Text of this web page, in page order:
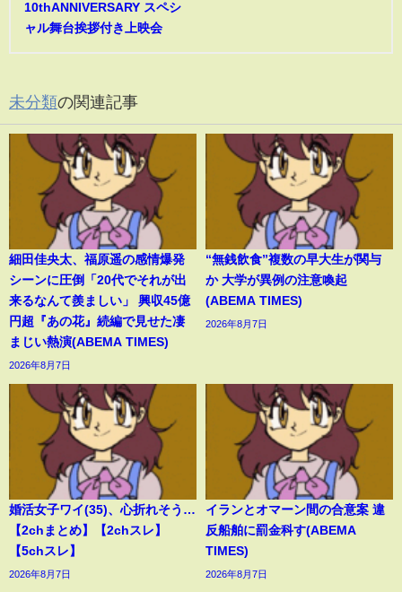
10thANNIVERSARY スペシ
ャル舞台挨拶付き上映会
未分類の関連記事
細田佳央太、福原遥の感情爆発
シーンに圧倒「20代でそれが出
来るなんて羨ましい」 興収45億
円超『あの花』続編で見せた凄
まじい熱演(ABEMA TIMES)
2026年8月7日
“無銭飲食”複数の早大生が関与
か 大学が異例の注意喚起
(ABEMA TIMES)
2026年8月7日
婚活女子ワイ(35)、心折れそう…
【2chまとめ】【2chスレ】
【5chスレ】
2026年8月7日
イランとオマーン間の合意案 違
反船舶に罰金科す(ABEMA
TIMES)
2026年8月7日